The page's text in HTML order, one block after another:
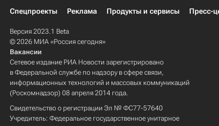
Спецпроекты
Реклама Продукты и сервисы Пресс-
Версия 2023.1 Beta
© 2026 МИА «Россия сегодня»
Вакансии
Сетевое издание РИА Новости зарегистрировано
в Федеральной службе по надзору в сфере связи,
информационных технологий и массовых коммуникаций
(Роскомнадзор) 08 апреля 2014 года.
Свидетельство о регистрации Эл № ФС77-57640
Учредитель: Федеральное государственное унитарное